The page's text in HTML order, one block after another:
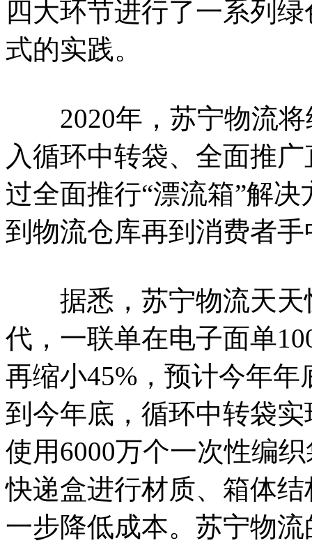
四大环节进行了一系列
式的实践。
2020年，苏宁物流将
入循环中转袋、全面推
过全面推行“漂流箱”解
到物流仓库再到消费者
据悉，苏宁物流天天
代，一联单在电子面单
再缩小45%，预计今年
到今年底，循环中转袋
使用6000万个一次性编
快递盒进行材质、箱体
一步降低成本。苏宁物